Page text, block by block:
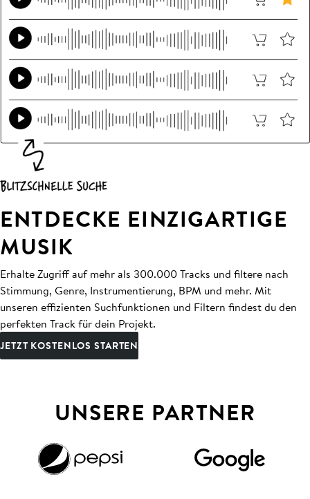
ENTDECKE EINZIGARTIGE
MUSIK
Erhalte Zugriff auf mehr als 300.000 Tracks und filtere nach
Stimmung, Genre, Instrumentierung, BPM und mehr. Mit
unseren effizienten Suchfunktionen und Filtern findest du den
perfekten Track für dein Projekt.
JETZT KOSTENLOS STARTEN
UNSERE PARTNER